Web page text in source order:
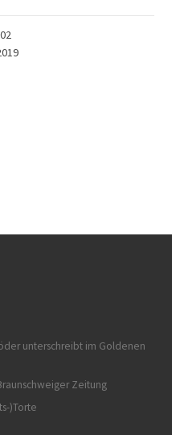
unterschreibt im Goldenen
Zeitung
)Torte